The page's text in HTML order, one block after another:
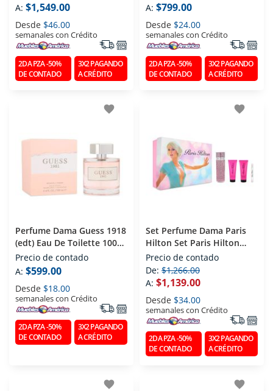
Ml
A: $1,549.00
Desde $46.00
semanales con Crédito
2DA PZA -50%
DE CONTADO
3X2 PAGANDO
A CRÉDITO
A: $799.00
Desde $24.00
semanales con Crédito
2DA PZA -50%
DE CONTADO
3X2 PAGANDO
A CRÉDITO
favorite
Perfume Dama Guess 1918
(edt) Eau De Toilette 100
Ml
Precio de contado
A: $599.00
Desde $18.00
semanales con Crédito
2DA PZA -50%
DE CONTADO
3X2 PAGANDO
A CRÉDITO
favorite
Set Perfume Dama Paris
Hilton Set Paris Hilton
(edp) Eau De Parfum 100
Ml
Precio de contado
De: $1,266.00
A: $1,139.00
Desde $34.00
semanales con Crédito
2DA PZA -50%
DE CONTADO
3X2 PAGANDO
A CRÉDITO
favorite favorite